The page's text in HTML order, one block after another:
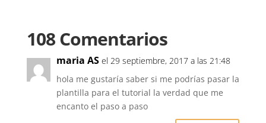
108 Comentarios
maria AS el 29 septiembre, 2017 a las 21:48
hola me gustaría saber si me podrías pasar la
plantilla para el tutorial la verdad que me
encanto el paso a paso